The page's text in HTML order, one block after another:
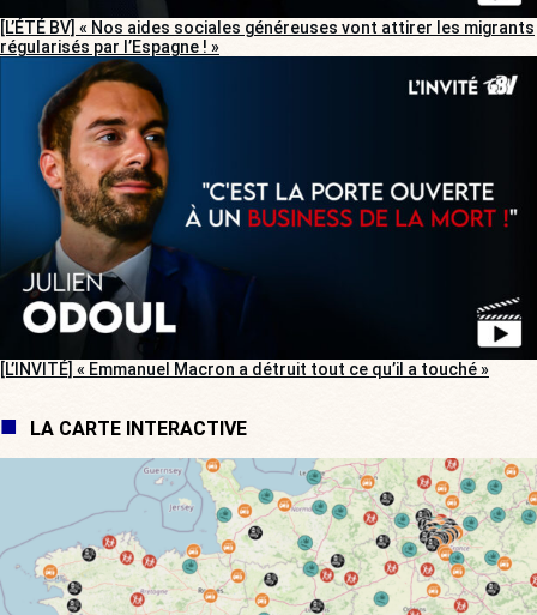
[L’ÉTÉ BV] « Nos aides sociales généreuses vont attirer les migrants
régularisés par l’Espagne ! »
[L’INVITÉ] « Emmanuel Macron a détruit tout ce qu’il a touché »
LA CARTE INTERACTIVE